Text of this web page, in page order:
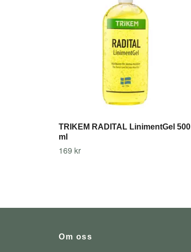
TRIKEM RADITAL LinimentGel 500
ml
169 kr
Om oss